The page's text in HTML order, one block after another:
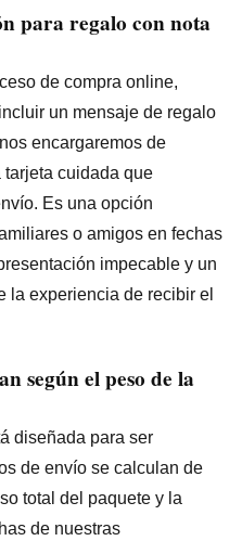
para regalo con nota
de compra online,
un mensaje de regalo
encargaremos de
tarjeta cuidada que
Es una opción
o amigos en fechas
impecable y un
la experiencia de recibir el
según el peso de la
diseñada para ser
de envío se calculan de
total del paquete y la
de nuestras